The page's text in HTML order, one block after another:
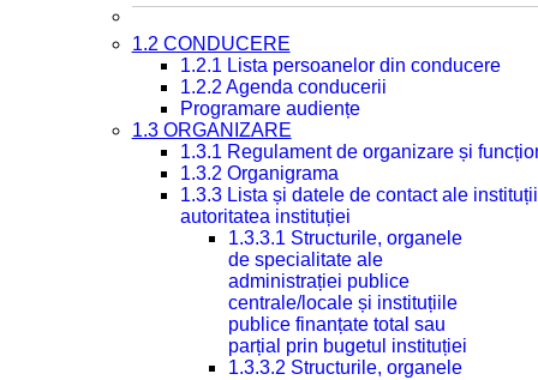
1.2 CONDUCERE
1.2.1 Lista persoanelor din conducere
1.2.2 Agenda conducerii
Programare audiențe
1.3 ORGANIZARE
1.3.1 Regulament de organizare și
1.3.2 Organigrama
1.3.3 Lista și datele de contact ale
autoritatea instituției
1.3.3.1 Structurile, organele
de specialitate ale
administrației publice
centrale/locale și instituțiile
publice finanțate total sau
parțial prin bugetul instituției
1.3.3.2 Structurile, organele